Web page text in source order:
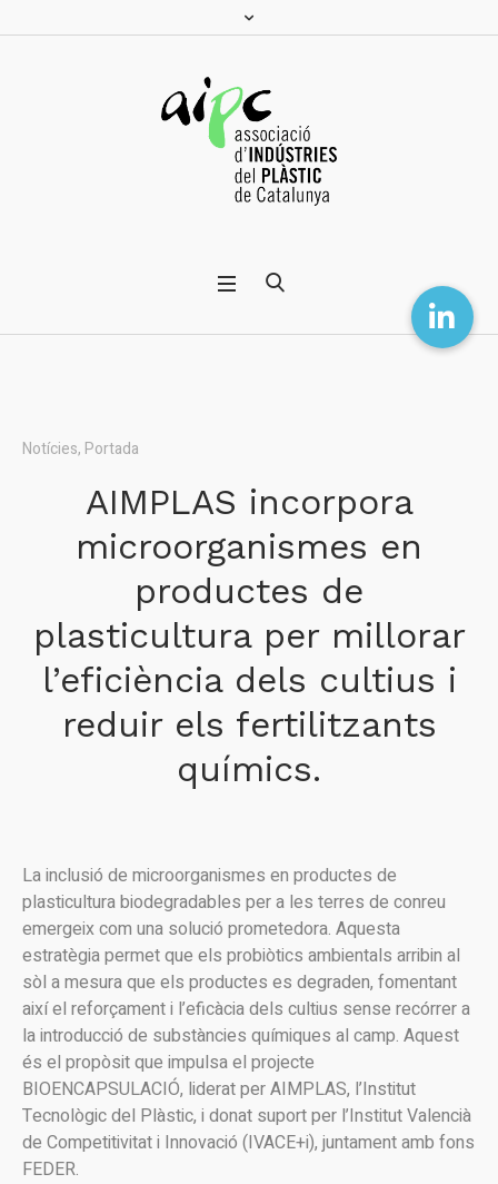
Notícies, Portada
AIMPLAS incorpora
microorganismes en
productes de
plasticultura per millorar
l’eficiència dels cultius i
reduir els fertilitzants
químics.
La inclusió de microorganismes en productes de
plasticultura biodegradables per a les terres de conreu
emergeix com una solució prometedora. Aquesta
estratègia permet que els probiòtics ambientals arribin al
sòl a mesura que els productes es degraden, fomentant
així el reforçament i l’eficàcia dels cultius sense recórrer a
la introducció de substàncies químiques al camp. Aquest
és el propòsit que impulsa el projecte
BIOENCAPSULACIÓ, liderat per AIMPLAS, l’Institut
Tecnològic del Plàstic, i donat suport per l’Institut Valencià
de Competitivitat i Innovació (IVACE+i), juntament amb fons
FEDER.